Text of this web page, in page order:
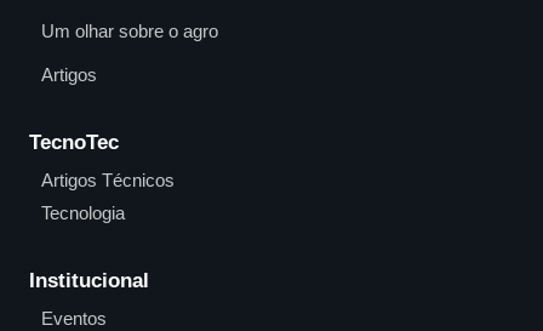
Um olhar sobre o agro
Artigos
TecnoTec
Artigos Técnicos
Tecnologia
Institucional
Eventos